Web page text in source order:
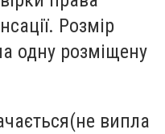
Розмір
одну розміщену
(не випла